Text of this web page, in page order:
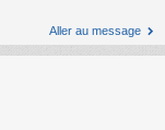
Aller au message